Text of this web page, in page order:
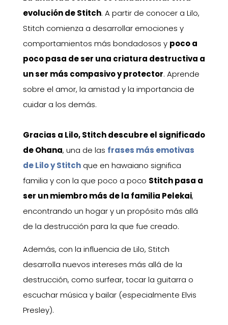
evolución de Stitch. A partir de conocer a Lilo,
Stitch comienza a desarrollar emociones y
comportamientos más bondadosos y poco a
poco pasa de ser una criatura destructiva a
un ser más compasivo y protector. Aprende
sobre el amor, la amistad y la importancia de
cuidar a los demás.
Gracias a Lilo, Stitch descubre el significado
de Ohana, una de las frases más emotivas
de Lilo y Stitchque en hawaiano significa
familia y con la que poco a poco Stitch pasa a
ser un miembro más de la familia Pelekai,
encontrando un hogar y un propósito más allá
de la destrucción para la que fue creado.
Además, con la influencia de Lilo, Stitch
desarrolla nuevos intereses más allá de la
destrucción, como surfear, tocar la guitarra o
escuchar música y bailar (especialmente Elvis
Presley).